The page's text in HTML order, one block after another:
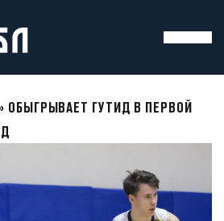
ОБЫГРЫВАЕТ ГУТИД В ПЕРВОЙ